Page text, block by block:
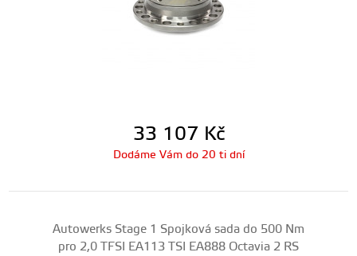
33 107 Kč
Dodáme Vám do 20 ti dní
Autowerks Stage 1 Spojková sada do 500 Nm
pro 2,0 TFSI EA113 TSI EA888 Octavia 2 RS